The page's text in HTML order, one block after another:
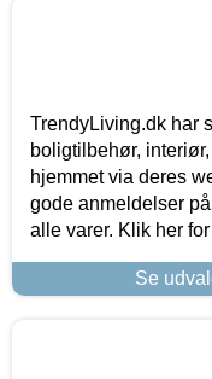
TrendyLiving.dk har
boligtilbehør,
hjemmet via deres
gode anmeldelser
alle varer. Klik her
Se